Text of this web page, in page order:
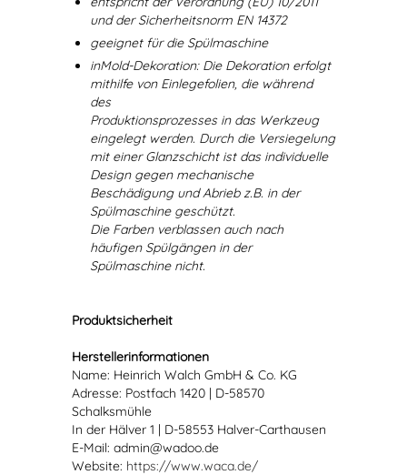
und der Sicherheitsnorm EN 14372
geeignet für die Spülmaschine
inMold-Dekoration: Die Dekoration erfolgt
mithilfe von Einlegefolien, die während
des
Produktionsprozesses in das Werkzeug
eingelegt werden. Durch die Versiegelung
mit einer Glanzschicht ist das individuelle
Design gegen mechanische
Beschädigung und Abrieb z.B. in der
Spülmaschine geschützt.
Die Farben verblassen auch nach
häufigen Spülgängen in der
Spülmaschine nicht.
Produktsicherheit
Herstellerinformationen
Name: Heinrich Walch GmbH & Co. KG
Adresse: Postfach 1420 | D-58570
Schalksmühle
In der Hälver 1 | D-58553 Halver-Carthausen
E-Mail: admin@wadoo.de
Website: https://www.waca.de/